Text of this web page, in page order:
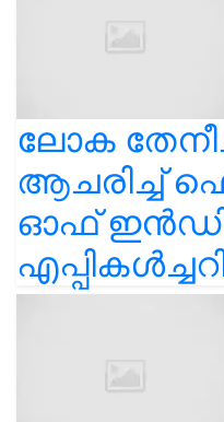
ലോക
ആചരിച്ച്
ഓഫ്